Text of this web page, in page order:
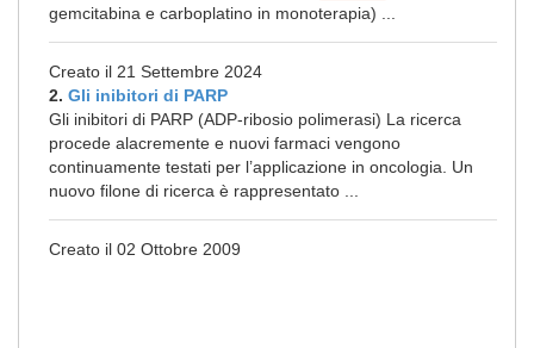
gemcitabina e carboplatino in monoterapia) ...
Creato il 21 Settembre 2024
2. Gli inibitori di PARP
Gli inibitori di PARP (ADP-ribosio polimerasi) La ricerca
procede alacremente e nuovi farmaci vengono
continuamente testati per l’applicazione in oncologia. Un
nuovo filone di ricerca è rappresentato ...
Creato il 02 Ottobre 2009